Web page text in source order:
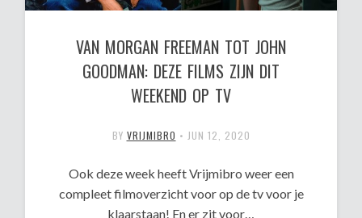
VAN MORGAN FREEMAN TOT JOHN
GOODMAN: DEZE FILMS ZIJN DIT
WEEKEND OP TV
BY VRIJMIBRO • JUN 12, 2020
Ook deze week heeft Vrijmibro weer een
compleet filmoverzicht voor op de tv voor je
klaarstaan! En er zit voor…